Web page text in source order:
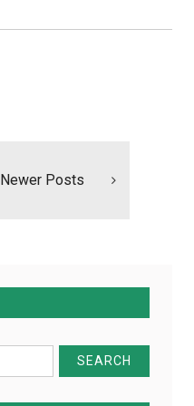
Newer Posts